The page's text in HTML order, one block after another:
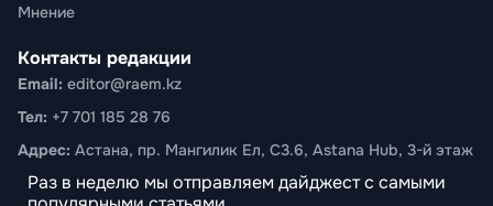
Мнение
Контакты редакции
Email: editor@raem.kz
Тел: +7 701 185 28 76
Адрес: Астана, пр. Мангилик Ел, С3.6, Astana Hub, 3-й этаж
Раз в неделю мы отправляем дайджест с самыми